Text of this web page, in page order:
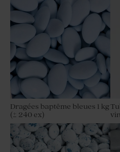
Dragées baptême bleues 1 kg
(± 240 ex)